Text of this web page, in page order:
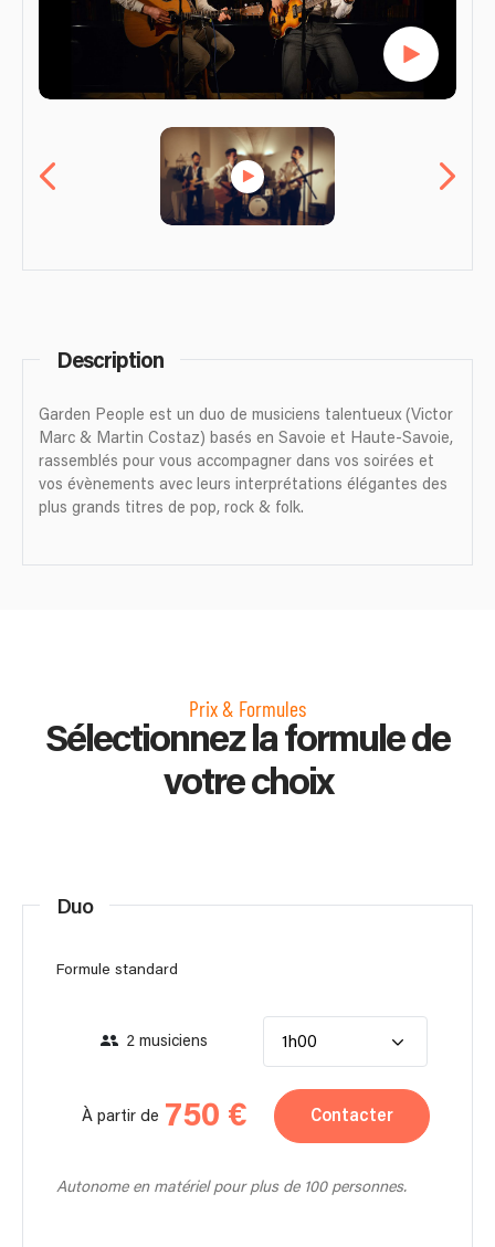
Description
Garden People est un duo de musiciens talentueux (Victor
Marc & Martin Costaz) basés en Savoie et Haute-Savoie,
rassemblés pour vous accompagner dans vos soirées et
vos évènements avec leurs interprétations élégantes des
plus grands titres de pop, rock & folk.
Prix & Formules
Sélectionnez la formule de
votre choix
Duo
Formule standard
2 musiciens 1h00
À partir de 750 € Contacter
Autonome en matériel pour plus de 100 personnes.